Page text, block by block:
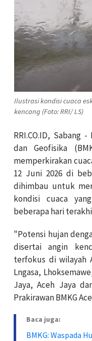
Ilustrasi kondisi cuaca
kencang (Foto: RRI/ LS)
RRI.CO.ID, Sabang
dan Geofisika
memperkirakan
12 Juni 2026 di
dihimbau untuk
kondisi cuaca
beberapa hari
"Potensi hujan
disertai angin
terfokus di wilayah
Lngasa,
Jaya, Aceh Jaya
Prakirawan BMKG
Baca juga:
BMKG: Waspada